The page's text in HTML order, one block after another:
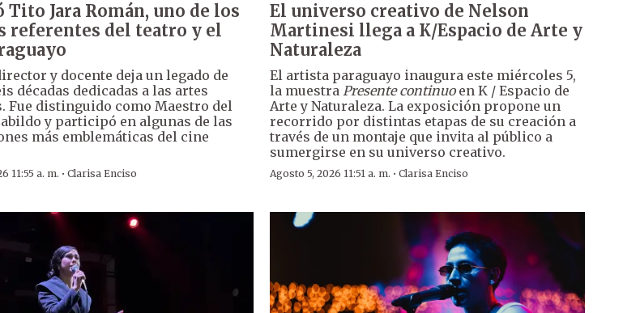
Tito Jara Román, uno de los
referentes del teatro y el
y docente deja un legado de
décadas dedicadas a las artes
Fue distinguido como Maestro del
y participó en algunas de las
más emblemáticas del cine
11:55 a. m. ·Clarisa Enciso
El universo creativo de Nelson
Martinesi llega a K/Espacio de Arte y
Naturaleza
El artista paraguayo inaugura este miércoles 5,
la muestra Presente continuoen K / Espacio de
Arte y Naturaleza. La exposición propone un
recorrido por distintas etapas de su creación a
través de un montaje que invita al público a
sumergirse en su universo creativo.
Agosto 5, 2026 11:51 a. m. · Clarisa Enciso